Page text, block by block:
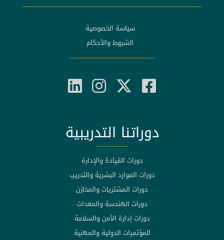
سياسة الخصوصية
الشروط والأحكام
دوراتنا التدريبية
دورات القيادة والإدارة
دورات الموارد البشرية والتدريب
دورات المشتريات والمخازن
دورات الهندسة والمعدات
دورات إدارة الأمن والسلامة
المؤتمرات الدولية والمهنية